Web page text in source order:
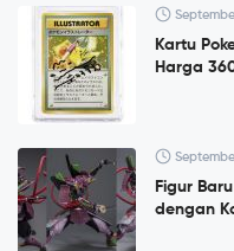
Kartu
Harga
Figur
dengan